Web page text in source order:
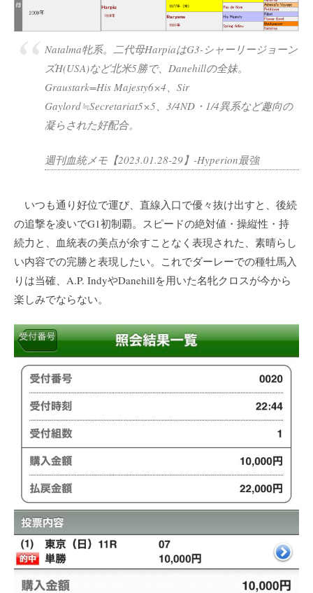
Natalma牝系。二代母HarpiaはG3-シャーリージョーン
ズH(USA)など北米5勝で、Danehillの全妹。
Graustark=His Majesty6×4、Sir
Gaylord≒Secretariat5×5、3/4ND・1/4異系など趣向の
凝らされた好配合。
週刊血統メモ【2023.01.28-29】-Hyperion最強
いつも通り好位で運び、直線入口で優々抜け出すと、後続
の追撃を凌いでG1初制覇。スピードの絶対値・操縦性・持
続力と、血統表の美点が余すことなく表現された、素晴らし
い内容での完勝と表現したい。これでダーレーでの種牡馬入
りは当確、A.P. IndyやDanehillを用いた名牝クロスが今から
楽しみでならない。